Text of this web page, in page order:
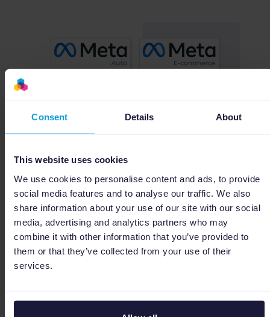
Consent Details About
This website uses cookies
We use cookies to personalise content and ads, to provide
social media features and to analyse our traffic. We also
share information about your use of our site with our social
media, advertising and analytics partners who may
combine it with other information that you’ve provided to
them or that they’ve collected from your use of their
services.
Nos derniers contenus et
meilleures pratiques pour
l'intégration d'Instagram.
Suivez les meilleures pratiques et
du catalogue de produits Instagram.